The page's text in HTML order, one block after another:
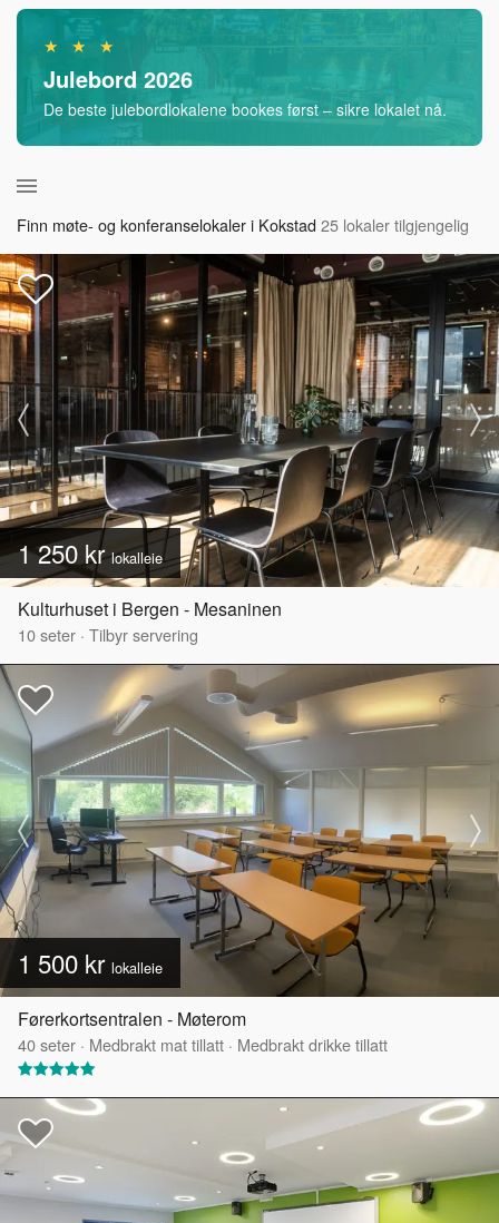
★ ★ ★
Julebord 2026
De beste julebordlokalene bookes først – sikre lokalet nå.
Finn møte- og konferanselokaler i Kokstad25 lokaler tilgjengelig
1 250 krlokalleie
Kulturhuset i Bergen - Mesaninen
10seter · Tilbyr servering
1 500 kr lokalleie
Førerkortsentralen - Møterom
40seter · Medbrakt mat tillatt · Medbrakt drikke tillatt